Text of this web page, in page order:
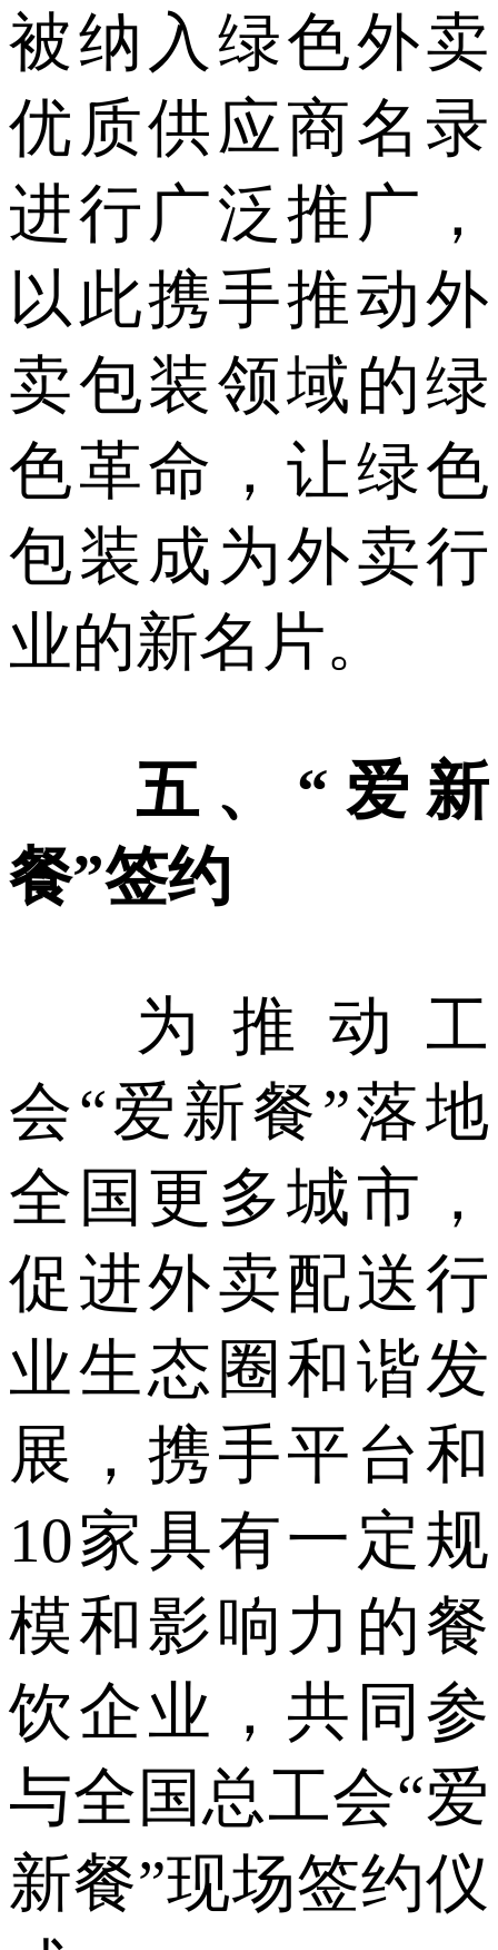
被纳入绿色外卖
优质供应商名录
进行广泛推广，
以此携手推动外
卖包装领域的绿
色革命，让绿色
包装成为外卖行
业的新名片。
五、“爱新
餐”签约
为推动工
会“爱新餐”落地
全国更多城市，
促进外卖配送行
业生态圈和谐发
展，携手平台和
10家具有一定规
模和影响力的餐
饮企业，共同参
与全国总工会“爱
新餐”现场签约仪